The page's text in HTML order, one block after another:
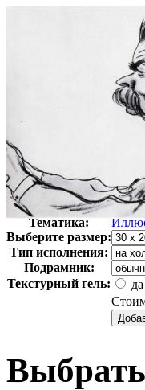
Автор:
Арт-стиль
Тематика:
Выберите размер:
Тип исполнения:
Подрамник:
Текстурный гель:
да